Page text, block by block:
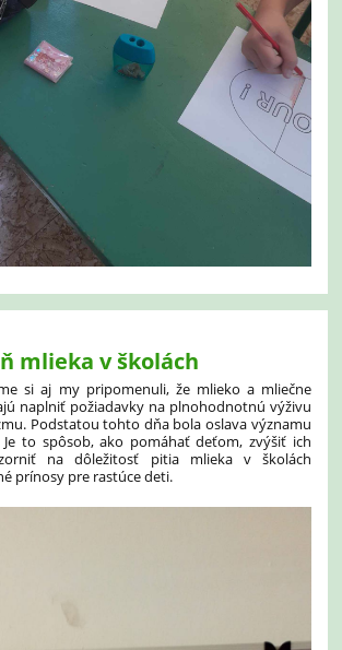
mlieka v školách
si aj my pripomenuli, že mlieko a mliečne
naplniť požiadavky na plnohodnotnú výživu
Podstatou tohto dňa bola oslava významu
Je to spôsob, ako pomáhať deťom, zvýšiť ich
na dôležitosť pitia mlieka v školách
prínosy pre rastúce deti.